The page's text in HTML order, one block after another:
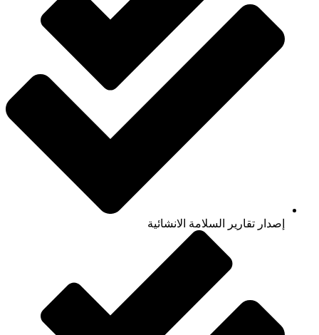
إصدار تقارير السلامة الانشائية